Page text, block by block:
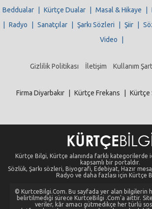
Beddualar
Kürtçe Dualar Masal & Hikaye
Radyo Sanatçılar Şarkı Sözleri Şiir
Video
Gizlilik Politikası İletişim Kullanım
Firma Diyarbakır Kürtçe Frekans Kürtçe
Kürtçe Bilgi, Kürtçe alanında farklı kategorilerde
kapsamlı bir portaldır.
Sözlük, Şarkı sözleri, Biyografi, Edebiyat, Hazır
Radyo ve daha fazlası için Kürtçe
© KurtceBilgi.Com. Bu sayfada yer alan bilgilerin
belirtilmediği sürece KurtceBilgi .Com'a aittir.
veriler, kâr amacı gütmedikçe her türlü